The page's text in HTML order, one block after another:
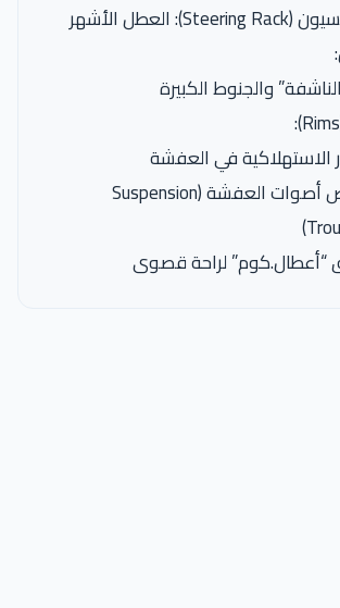
جدول تشخيص أصوات العفشة (Suspension
“أعطال.كوم” لراحة قصوى